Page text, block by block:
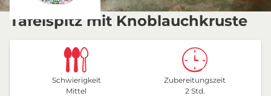
Tafelspitz mit Knoblauchkruste
Schwierigkeit
Mittel
Zubereitungszeit
2 Std.